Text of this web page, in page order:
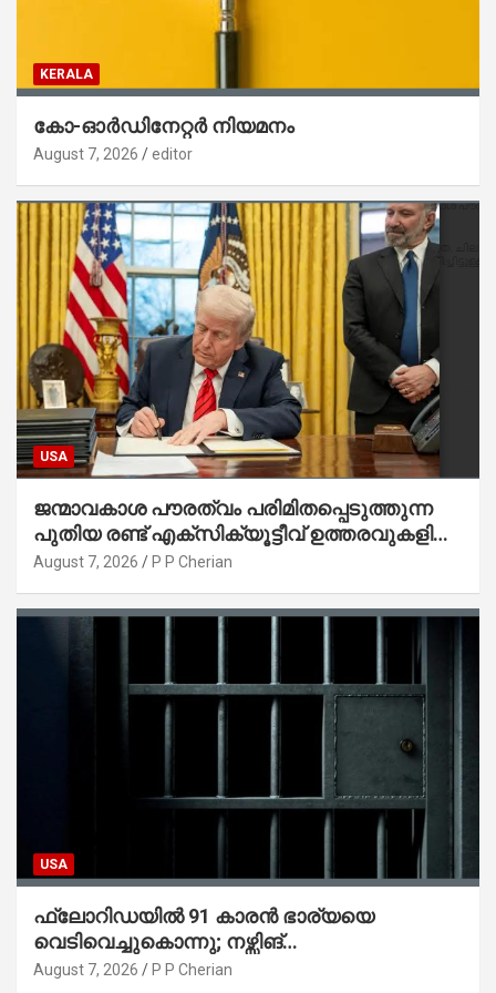
KERALA
കോ-ഓർഡിനേറ്റർ നിയമനം
August 7, 2026 editor
USA
ജന്മാവകാശ പൗരത്വം പരിമിതപ്പെടുത്തുന്ന
പുതിയ രണ്ട് എക്സിക്യൂട്ടീവ് ഉത്തരവുകളിൽ
ട്രംപ് ഒപ്പുവെച്ചു
August 7, 2026 P P Cherian
USA
ഫ്ലോറിഡയിൽ 91 കാരൻ ഭാര്യയെ
വെടിവെച്ചുകൊന്നു; നഴ്സിങ്
ഹോമിലാക്കില്ലെന്ന് നൽകിയ വാഗ്ദാനം
August 7, 2026 P P Cherian